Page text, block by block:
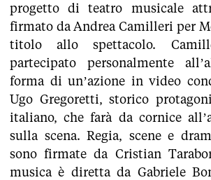
progetto di teatro musicale
firmato da Andrea Camilleri per
titolo allo spettacolo.
partecipato personalmente
forma di un’azione in video
Ugo Gregoretti, storico
italiano, che farà da cornice
sulla scena. Regia, scene e
sono firmate da Cristian
musica è diretta da Gabriele